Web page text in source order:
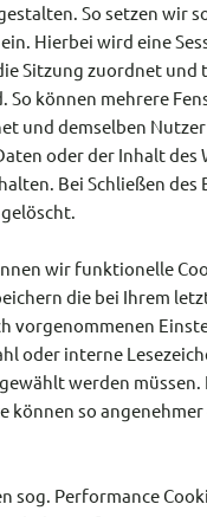
So setzen wir
Hierbei wird eine
Sitzung zuordnet und
So können mehrere
und demselben
oder der Inhalt des
Bei Schließen des
wir funktionelle
die bei Ihrem
vorgenommenen
oder interne
werden
können so
sog. Performance